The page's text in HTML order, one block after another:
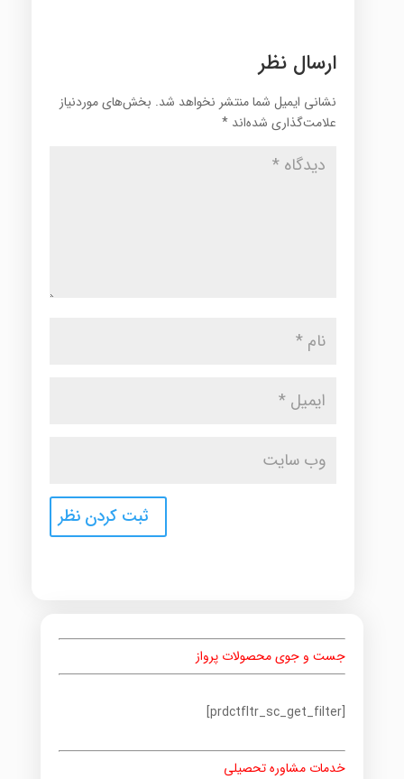
ارسال نظر
نشانی ایمیل شما منتشر نخواهد شد. بخش‌های موردنیاز
علامت‌گذاری شده‌اند *
جست و جوی محصولات پرواز
[prdctfltr_sc_get_filter]
خدمات مشاوره تحصیلی